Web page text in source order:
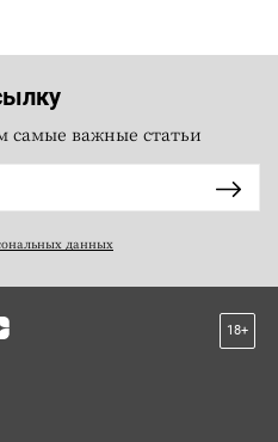
самые важные статьи
данных
18+